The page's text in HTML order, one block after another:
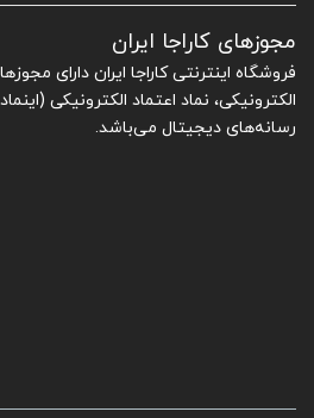
مجوزهای کاراجا ایران
فروشگاه اینترنتی کاراجا ایران دارای
الکترونیکی، نماد اعتماد الکترونیکی
رسانه‌های دیجیتال می‌باشد.